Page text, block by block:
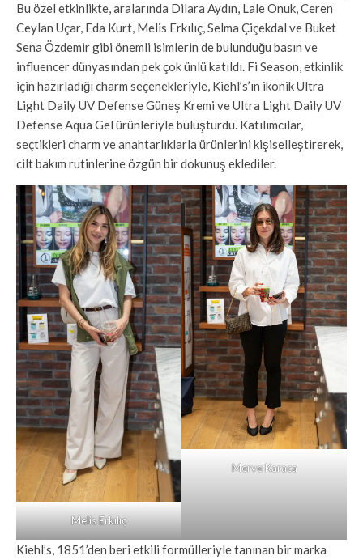
Bu özel etkinlikte, aralarında Dilara Aydın, Lale Onuk, Ceren
Ceylan Uçar, Eda Kurt, Melis Erkılıç, Selma Çiçekdal ve Buket
Sena Özdemir gibi önemli isimlerin de bulunduğu basın ve
influencer dünyasından pek çok ünlü katıldı. Fi Season, etkinlik
için hazırladığı charm seçenekleriyle, Kiehl’s’ın ikonik Ultra
Light Daily UV Defense Güneş Kremi ve Ultra Light Daily UV
Defense Aqua Gel ürünleriyle buluşturdu. Katılımcılar,
seçtikleri charm ve anahtarlıklarla ürünlerini kişiselleştirerek,
cilt bakım rutinlerine özgün bir dokunuş eklediler.
Melis Erkılıç
Merve Karaca
Kiehl’s, 1851’den beri etkili formülleriyle tanınan bir marka